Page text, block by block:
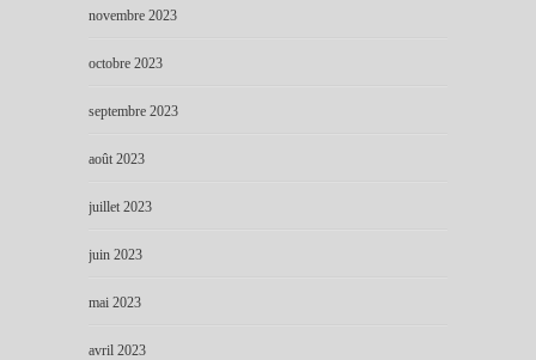
novembre 2023
octobre 2023
septembre 2023
août 2023
juillet 2023
juin 2023
mai 2023
avril 2023